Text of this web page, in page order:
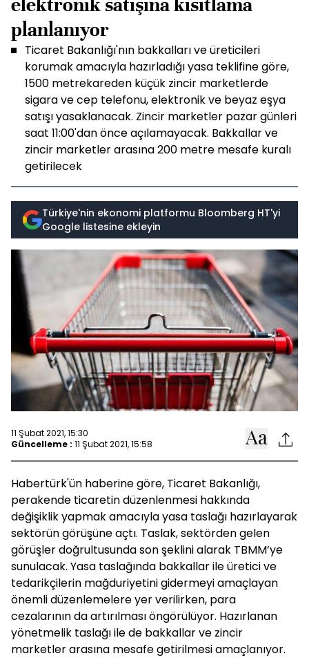
elektronik satışına kısıtlama
planlanıyor
Ticaret Bakanlığı'nın bakkalları ve üreticileri
korumak amacıyla hazırladığı yasa teklifine göre,
1500 metrekareden küçük zincir marketlerde
sigara ve cep telefonu, elektronik ve beyaz eşya
satışı yasaklanacak. Zincir marketler pazar günleri
saat 11:00'dan önce açılamayacak. Bakkallar ve
zincir marketler arasına 200 metre mesafe kuralı
getirilecek
Türkiye'nin ekonomi platformu Bloomberg HT'yi
Google listesine ekleyin
11 Şubat 2021, 15:30
Güncelleme : 11 Şubat 2021, 15:58
Habertürk'ün haberine göre, Ticaret Bakanlığı,
perakende ticaretin düzenlenmesi hakkında
değişiklik yapmak amacıyla yasa taslağı hazırlayarak
sektörün görüşüne açtı. Taslak, sektörden gelen
görüşler doğrultusunda son şeklini alarak TBMM’ye
sunulacak. Yasa taslağında bakkallar ile üretici ve
tedarikçilerin mağduriyetini gidermeyi amaçlayan
önemli düzenlemelere yer verilirken, para
cezalarının da artırılması öngörülüyor. Hazırlanan
yönetmelik taslağı ile de bakkallar ve zincir
marketler arasına mesafe getirilmesi amaçlanıyor.